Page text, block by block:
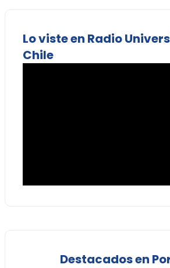
Lo viste en Radio
Chile
Destacados en